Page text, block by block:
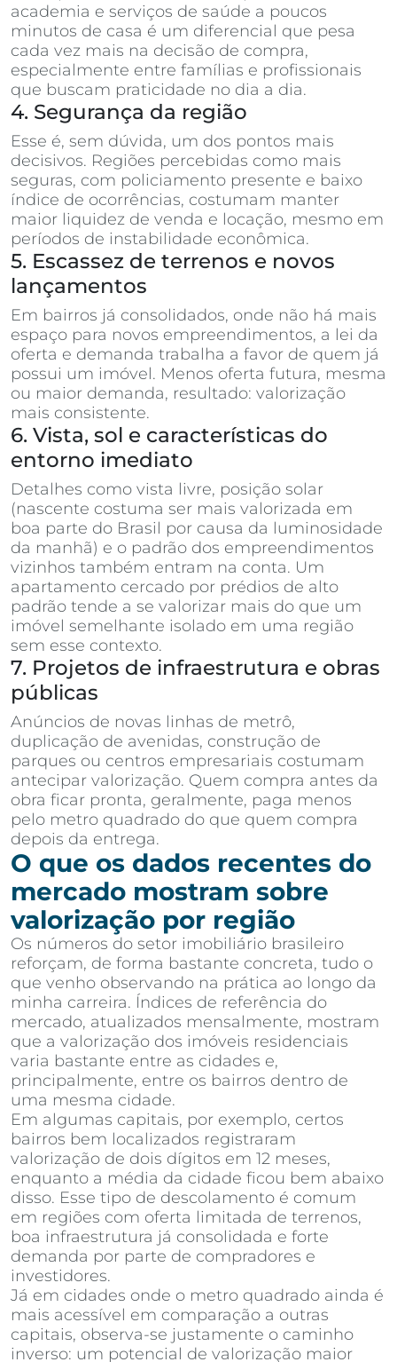
academia e serviços de saúde a poucos
minutos de casa é um diferencial que pesa
cada vez mais na decisão de compra,
especialmente entre famílias e profissionais
que buscam praticidade no dia a dia.
4. Segurança da região
Esse é, sem dúvida, um dos pontos mais
decisivos. Regiões percebidas como mais
seguras, com policiamento presente e baixo
índice de ocorrências, costumam manter
maior liquidez de venda e locação, mesmo em
períodos de instabilidade econômica.
5. Escassez de terrenos e novos
lançamentos
Em bairros já consolidados, onde não há mais
espaço para novos empreendimentos, a lei da
oferta e demanda trabalha a favor de quem já
possui um imóvel. Menos oferta futura, mesma
ou maior demanda, resultado: valorização
mais consistente.
6. Vista, sol e características do
entorno imediato
Detalhes como vista livre, posição solar
(nascente costuma ser mais valorizada em
boa parte do Brasil por causa da luminosidade
da manhã) e o padrão dos empreendimentos
vizinhos também entram na conta. Um
apartamento cercado por prédios de alto
padrão tende a se valorizar mais do que um
imóvel semelhante isolado em uma região
sem esse contexto.
7. Projetos de infraestrutura e obras
públicas
Anúncios de novas linhas de metrô,
duplicação de avenidas, construção de
parques ou centros empresariais costumam
antecipar valorização. Quem compra antes da
obra ficar pronta, geralmente, paga menos
pelo metro quadrado do que quem compra
depois da entrega.
O que os dados recentes do
mercado mostram sobre
valorização por região
Os números do setor imobiliário brasileiro
reforçam, de forma bastante concreta, tudo o
que venho observando na prática ao longo da
minha carreira. Índices de referência do
mercado, atualizados mensalmente, mostram
que a valorização dos imóveis residenciais
varia bastante entre as cidades e,
principalmente, entre os bairros dentro de
uma mesma cidade.
Em algumas capitais, por exemplo, certos
bairros bem localizados registraram
valorização de dois dígitos em 12 meses,
enquanto a média da cidade ficou bem abaixo
disso. Esse tipo de descolamento é comum
em regiões com oferta limitada de terrenos,
boa infraestrutura já consolidada e forte
demanda por parte de compradores e
investidores.
Já em cidades onde o metro quadrado ainda é
mais acessível em comparação a outras
capitais, observa-se justamente o caminho
inverso: um potencial de valorização maior